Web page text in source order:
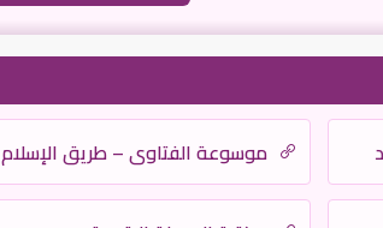
موسوعة الفتاوى – طريق الإسلام